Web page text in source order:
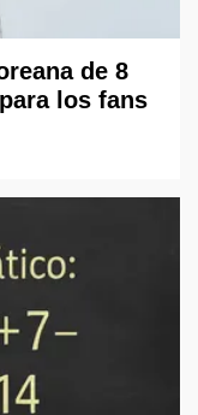
de 8
los fans